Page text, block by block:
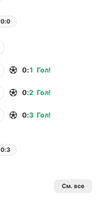
0:0
Гол!
0:1
Гол!
0:2
Гол!
0:3
0:3
См. все